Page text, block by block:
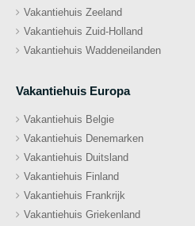
Vakantiehuis Zeeland
Vakantiehuis Zuid-Holland
Vakantiehuis Waddeneilanden
Vakantiehuis Europa
Vakantiehuis Belgie
Vakantiehuis Denemarken
Vakantiehuis Duitsland
Vakantiehuis Finland
Vakantiehuis Frankrijk
Vakantiehuis Griekenland